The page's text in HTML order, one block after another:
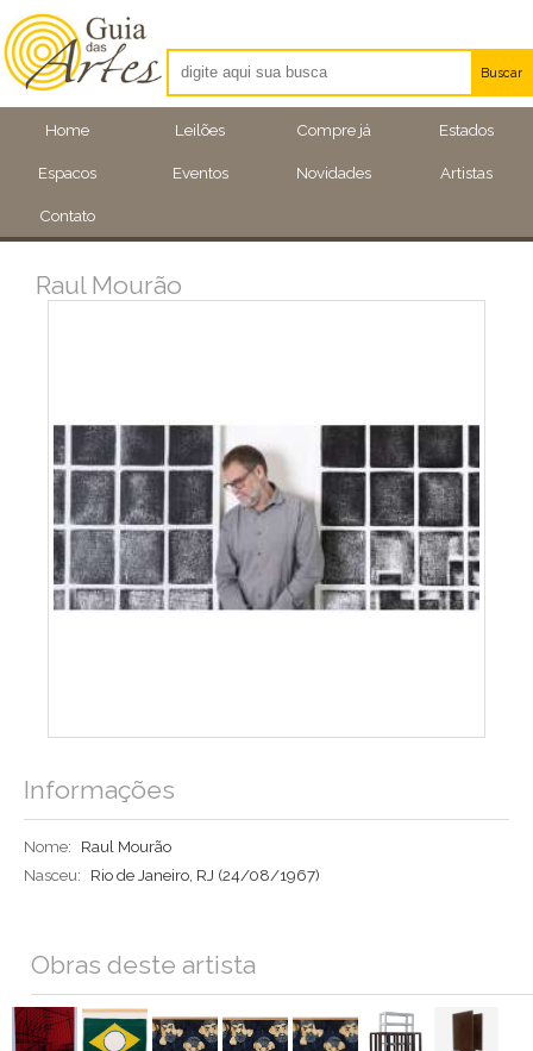
Home Leilões Compre já Estados
Espacos Eventos Novidades Artistas
Contato
Buscar
Artistas
Eventos
Raul Mourão
Informações
Nome:
Raul Mourão
Nasceu:
Rio de Janeiro, RJ (24/08/1967)
Obras deste artista